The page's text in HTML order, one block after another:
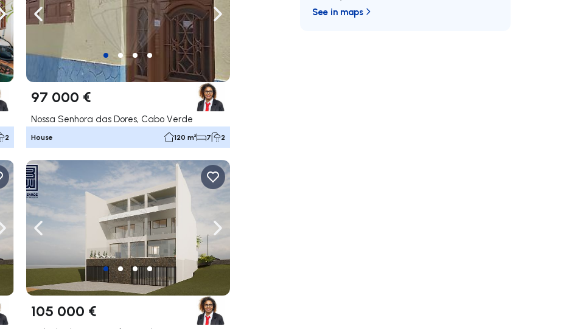
Navigate right
2
Navigate left Navigate right
97 000 €
Nossa Senhora das Dores, Cabo Verde
House 120 m² 7 2
Navigate rightNavigate left Navigate right
105 000 €
See in maps